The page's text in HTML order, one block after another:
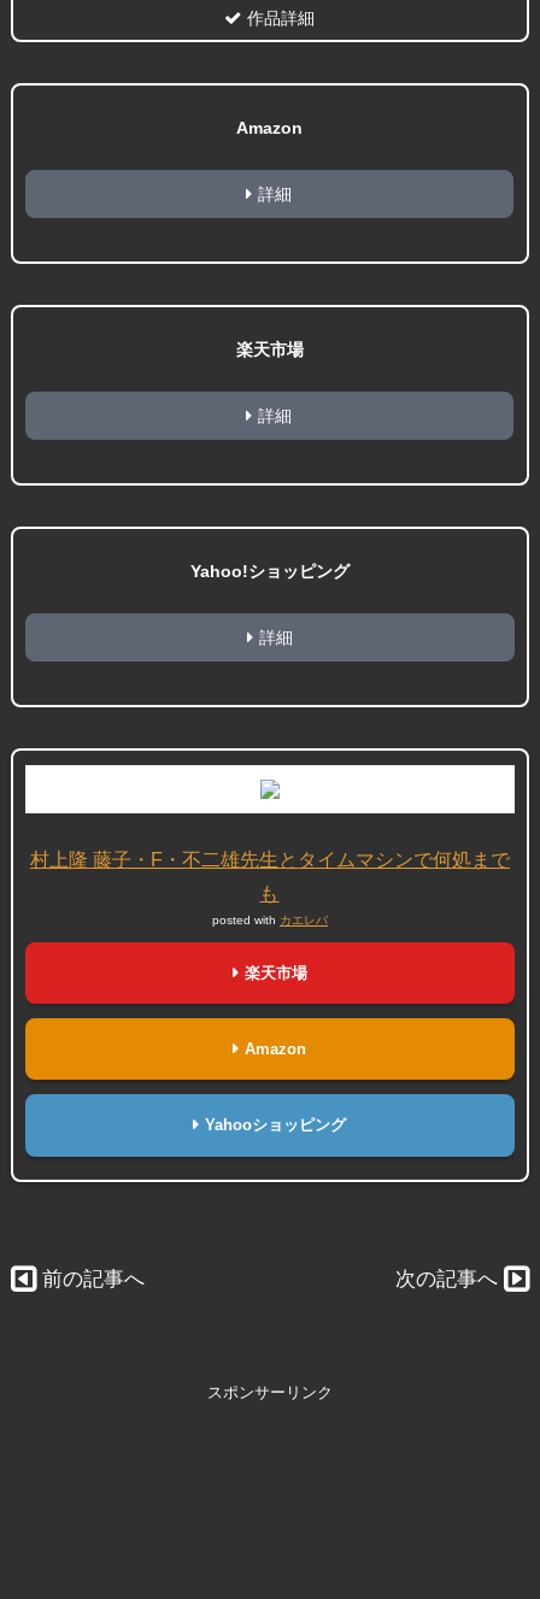
作品詳細
Amazon
詳細
楽天市場
詳細
Yahoo!ショッピング
詳細
村上隆 藤子・F・不二雄先生とタイムマシンで何処まで
も
posted with カエレバ
楽天市場
Amazon
Yahooショッピング
前の記事へ 次の記事へ
スポンサーリンク